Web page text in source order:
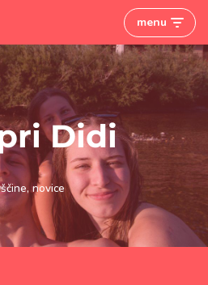
menu
Didi
,novice